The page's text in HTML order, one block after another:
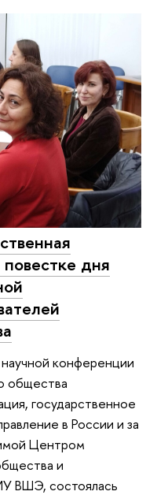
дня
конференции
общества
государственное
в России и за
Центром
и
ВШЭ, состоялась